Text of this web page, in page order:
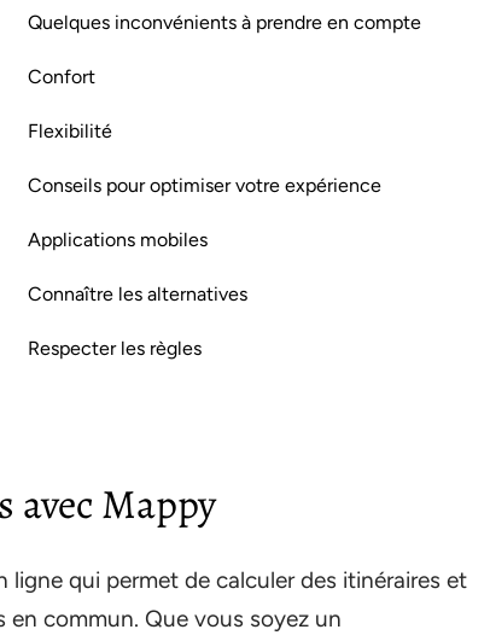
Quelques inconvénients à prendre en compte
Confort
Flexibilité
Conseils pour optimiser votre expérience
Applications mobiles
Connaître les alternatives
Respecter les règles
avec Mappy
qui permet de calculer des itinéraires et
commun. Que vous soyez un